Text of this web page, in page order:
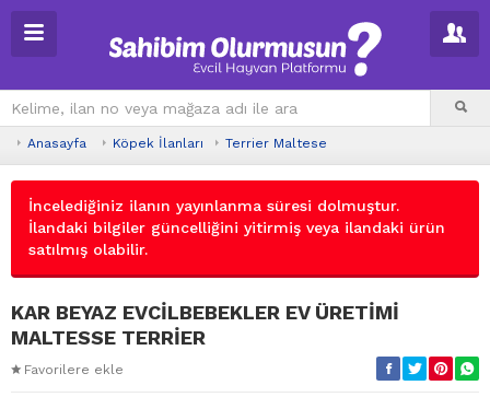
Anasayfa Köpek İlanları Terrier Maltese
İncelediğiniz ilanın yayınlanma süresi dolmuştur.
İlandaki bilgiler güncelliğini yitirmiş veya ilandaki ürün
satılmış olabilir.
KAR BEYAZ EVCİLBEBEKLER EV ÜRETİMİ
MALTESSE TERRİER
Favorilere ekle